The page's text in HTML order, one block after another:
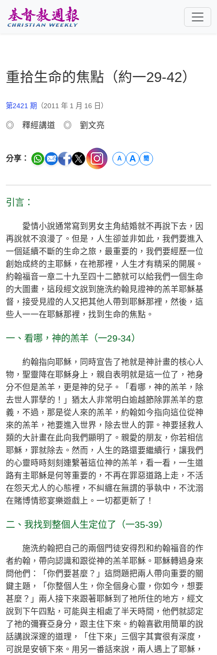
重拾生命的焦點（約一29-42）
第2421 期 （2011 年 1 月 16 日）
◎ 釋經講道 ◎ 劉文亮
分享： A A 簡
引言：
愛情小說通常寫到男女主角結婚就不再說下去，因
再說就不浪漫了。但是，人生卻並非如此，我們要進入
一個延續不斷的生命之旅，最重要的，我們要經歷一位
創始成終的主耶穌，在祂那裡，人生才有精采的開展。
約翰福音一章二十九至四十二節就可以給我們一個生命
的大圖畫，這段經文說到施洗約翰見證神的羔羊耶穌基
督，接受見證的人又把其他人帶到耶穌那裡，然後，這
些人一一在耶穌那裡，找到生命的焦點。
一、看哪，神的羔羊（一29-34）
約翰指向耶穌，同時宣告了祂就是神計畫的核心人
物，聖靈降在耶穌身上，親自表明就是這一位了，祂身
分不但是羔羊，更是神的兒子。「看哪，神的羔羊，除
去世人罪孽的！」猶太人非常明白逾越節除罪羔羊的意
義，不過，那是從人來的羔羊，約翰如今指向這位從神
來的羔羊，祂要進入世界，除去世人的罪。神要拯救人
類的大計畫在此向我們顯明了。親愛的朋友，你若相信
耶穌，罪就除去。然而，人生的路還要繼續行，讓我們
的心靈時時刻刻連繫著這位神的羔羊，看一看，一生道
路有主耶穌是何等重要的，不再在罪惡道路上走，不活
在怨天尤人的心態裡，不糾纏在無謂的爭執中，不沈溺
在賭博情慾宴樂遊戲上。一切都更新了！
二、我找到整個人生定位了（一35-39）
施洗約翰把自己的兩個門徒安得烈和約翰福音的作
者約翰，帶向認識和跟從神的羔羊耶穌。耶穌轉過身來
問他們：「你們要甚麼？」這問題把兩人帶向重要的關
鍵主題，「你整個人生，你全個身心靈，你如今，想要
甚麼？」兩人接下來跟著耶穌到了祂所住的地方，經文
說到下午四點，可能與主相處了半天時間，他們就認定
了祂的彌賽亞身分，跟主住下來。約翰喜歡用簡單的說
話講說深邃的道理，「住下來」三個字其實很有深度，
可說是安頓下來。用另一番話來說，兩人遇上了耶穌，